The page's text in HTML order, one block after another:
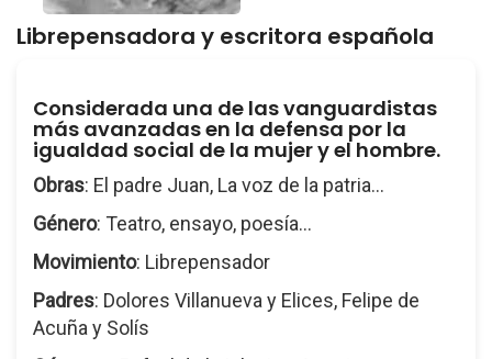
Librepensadora y escritora española
Considerada una de las vanguardistas
más avanzadas en la defensa por la
igualdad social de la mujer y el hombre.
Obras: El padre Juan, La voz de la patria...
Género: Teatro, ensayo, poesía...
Movimiento: Librepensador
Padres: Dolores Villanueva y Elices, Felipe de
Acuña y Solís